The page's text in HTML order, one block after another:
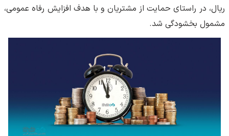
ریال، در راستای حمایت از مشتریان و با هدف افزایش رفاه عمومی،
مشمول بخشودگی شد.